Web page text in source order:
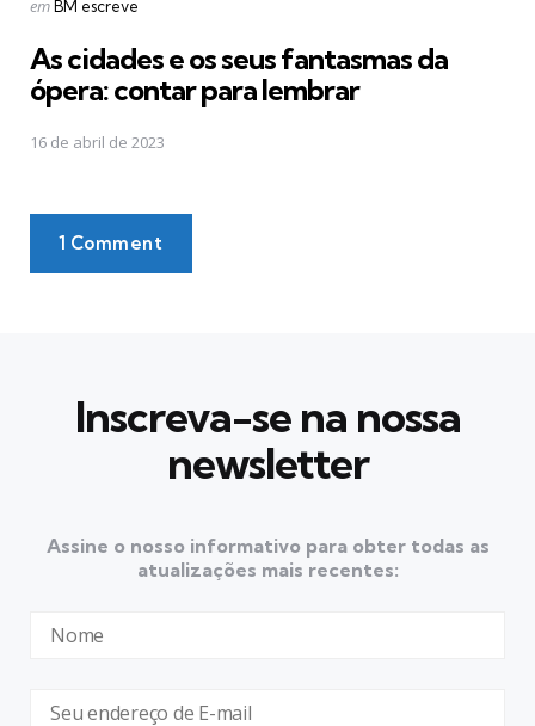
Postado
emBM escreve
As cidades e os seus fantasmas da
ópera: contar para lembrar
16 de abril de 2023
1 Comment
Inscreva-se na nossa
newsletter
Assine o nosso informativo para obter todas as
atualizações mais recentes: